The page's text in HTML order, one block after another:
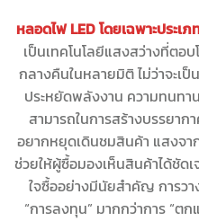
หลอดไฟ LED โดยเฉพาะประเภ
เป็นเทคโนโลยีแสงสว่างที่ตอ
กลางคืนในหลายมิติ ไม่ว่าจะเ
ประหยัดพลังงาน ความทนท
สามารถในการสร้างบรรยา
อยากหยุดเดินชมสินค้า แสงจ
ช่วยให้ผู้ซื้อมองเห็นสินค้าได้ชั
ใจซื้ออย่างมีนัยสำคัญ การว
“การลงทุน” มากกว่าการ “ต